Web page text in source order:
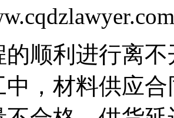
的顺利进行离
中，材料供应